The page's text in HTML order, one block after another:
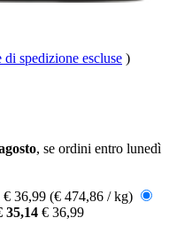
di spedizione escluse )
, se ordini entro lunedì
€ 36,99 (€ 474,86 / kg)
35,14 € 36,99